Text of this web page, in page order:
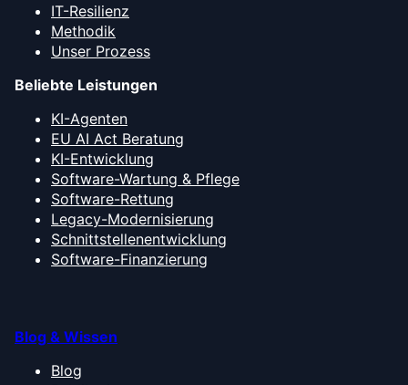
IT-Resilienz
Methodik
Unser Prozess
Beliebte Leistungen
KI-Agenten
EU AI Act Beratung
KI-Entwicklung
Software-Wartung & Pflege
Software-Rettung
Legacy-Modernisierung
Schnittstellenentwicklung
Software-Finanzierung
Blog & Wissen
Blog